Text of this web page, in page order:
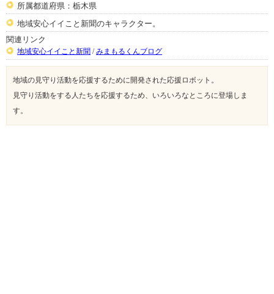
所属都道府県：栃木県
地域安心イイこと新聞のキャラクター。
関連リンク
地域安心イイこと新聞 /みまもるくんブログ
地域の見守り活動を応援するために開発された応援ロボット。
見守り活動をする人たちを応援するため、いろいろなところに登場しま
す。